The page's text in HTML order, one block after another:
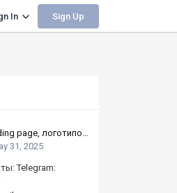
In Sign Up
page, логотипов,
качество,
31, 2025
Telegram: